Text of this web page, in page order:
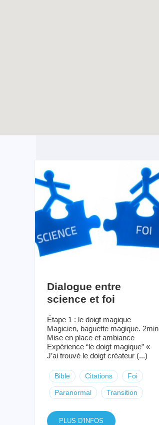
Dialogue entre
science et foi
Étape 1 : le doigt magique
Magicien, baguette magique. 2min
Mise en place et ambiance
Expérience “le doigt magique” «
J’ai trouvé le doigt créateur (...)
Bible Citations Foi
Paranormal Transition
PLUS D'INFOS